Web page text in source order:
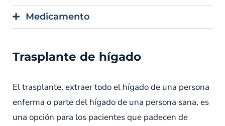
Medicamento
Trasplante de hígado
El trasplante, extraer todo el hígado de una persona
enferma o parte del hígado de una persona sana, es
una opción para los pacientes que padecen de